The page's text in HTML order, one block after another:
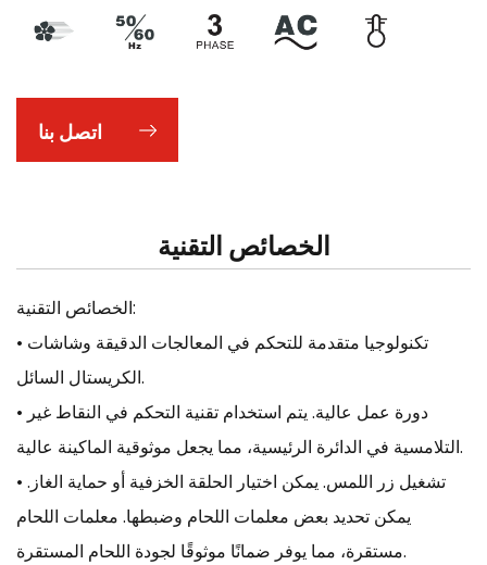
اتصل بنا
الخصائص التقنية
الخصائص التقنية:
• تكنولوجيا متقدمة للتحكم في المعالجات الدقيقة وشاشات
الكريستال السائل.
• دورة عمل عالية. يتم استخدام تقنية التحكم في النقاط غير
التلامسية في الدائرة الرئيسية، مما يجعل موثوقية الماكينة عالية.
• تشغيل زر اللمس. يمكن اختيار الحلقة الخزفية أو حماية الغاز.
يمكن تحديد بعض معلمات اللحام وضبطها. معلمات اللحام
مستقرة، مما يوفر ضمانًا موثوقًا لجودة اللحام المستقرة.